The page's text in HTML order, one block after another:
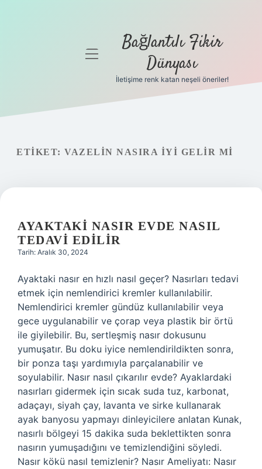
Gizlilik
Yasal Uyarı
Hakkımızda
menüyü
Bağlantılı Fikir
Dünyası
İletişime renk katan neşeli öneriler!
ETIKET: VAZELIN NASIRA IYI GELIR MI
AYAKTAKI NASIR EVDE NASIL
TEDAVI EDILIR
Tarih: Aralık 30, 2024
Ayaktaki nasır en hızlı nasıl geçer? Nasırları tedavi
etmek için nemlendirici kremler kullanılabilir.
Nemlendirici kremler gündüz kullanılabilir veya
gece uygulanabilir ve çorap veya plastik bir örtü
ile giyilebilir. Bu, sertleşmiş nasır dokusunu
yumuşatır. Bu doku iyice nemlendirildikten sonra,
bir ponza taşı yardımıyla parçalanabilir ve
soyulabilir. Nasır nasıl çıkarılır evde? Ayaklardaki
nasırları gidermek için sıcak suda tuz, karbonat,
adaçayı, siyah çay, lavanta ve sirke kullanarak
ayak banyosu yapmayı dinleyicilere anlatan Kunak,
nasırlı bölgeyi 15 dakika suda beklettikten sonra
nasırın yumuşadığını ve temizlendiğini söyledi.
Nasır kökü nasıl temizlenir? Nasır Ameliyatı: Nasır